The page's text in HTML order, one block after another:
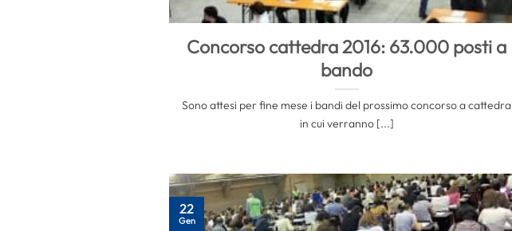
Concorso cattedra 2016: 63.000 posti a
bando
Sono attesi per fine mese i bandi del prossimo concorso a cattedra
in cui verranno [...]
22
Gen